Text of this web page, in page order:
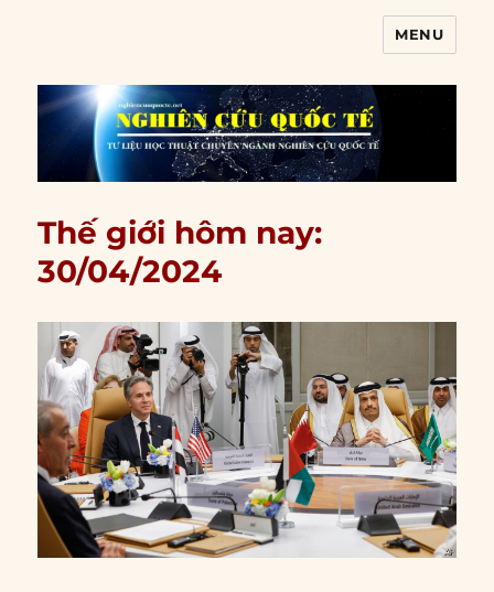
MENU
Thế giới hôm nay:
30/04/2024